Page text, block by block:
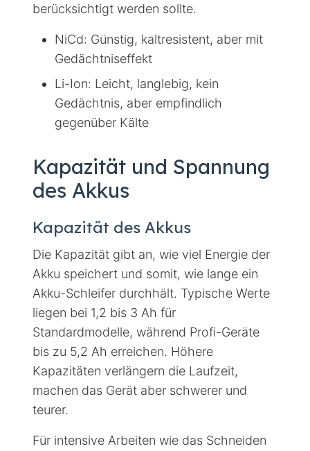
berücksichtigt werden sollte.
NiCd: Günstig, kaltresistent, aber mit
Gedächtniseffekt
Li-Ion: Leicht, langlebig, kein
Gedächtnis, aber empfindlich
gegenüber Kälte
Kapazität und Spannung
des Akkus
Kapazität des Akkus
Die Kapazität gibt an, wie viel Energie der
Akku speichert und somit, wie lange ein
Akku-Schleifer durchhält. Typische Werte
liegen bei 1,2 bis 3 Ah für
Standardmodelle, während Profi-Geräte
bis zu 5,2 Ah erreichen. Höhere
Kapazitäten verlängern die Laufzeit,
machen das Gerät aber schwerer und
teurer.
Für intensive Arbeiten wie das Schneiden